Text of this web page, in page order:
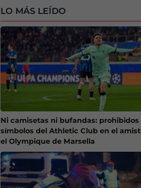
LO MÁS LEÍDO
Ni camisetas ni bufandas: prohibidos
símbolos del Athletic Club en el
el Olympique de Marsella